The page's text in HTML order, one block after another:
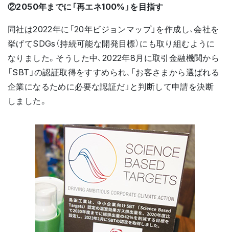
②2050年までに「再エネ100%」を目指す
同社は2022年に「20年ビジョンマップ」を作成し、会社を
挙げてSDGs（持続可能な開発目標）にも取り組むように
なりました。そうした中、2022年8月に取引金融機関から
「SBT」の認証取得をすすめられ、「お客さまから選ばれる
企業になるために必要な認証だ」と判断して申請を決断
しました。